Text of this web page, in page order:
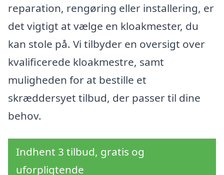
reparation, rengøring eller installering, er
det vigtigt at vælge en kloakmester, du
kan stole på. Vi tilbyder en oversigt over
kvalificerede kloakmestre, samt
muligheden for at bestille et
skræddersyet tilbud, der passer til dine
behov.
Indhent 3 tilbud, gratis og
uforpligtende